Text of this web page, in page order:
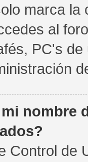
marca la
al
PC's
nombre
Control de